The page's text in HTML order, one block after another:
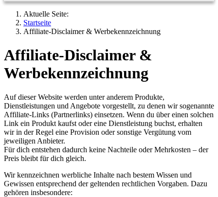
Aktuelle Seite:
Startseite
Affiliate-Disclaimer & Werbekennzeichnung
Affiliate-Disclaimer &
Werbekennzeichnung
Auf dieser Website werden unter anderem Produkte,
Dienstleistungen und Angebote vorgestellt, zu denen wir sogenannte
Affiliate-Links (Partnerlinks) einsetzen. Wenn du über einen solchen
Link ein Produkt kaufst oder eine Dienstleistung buchst, erhalten
wir in der Regel eine Provision oder sonstige Vergütung vom
jeweiligen Anbieter.
Für dich entstehen dadurch keine Nachteile oder Mehrkosten – der
Preis bleibt für dich gleich.
Wir kennzeichnen werbliche Inhalte nach bestem Wissen und
Gewissen entsprechend der geltenden rechtlichen Vorgaben. Dazu
gehören insbesondere: